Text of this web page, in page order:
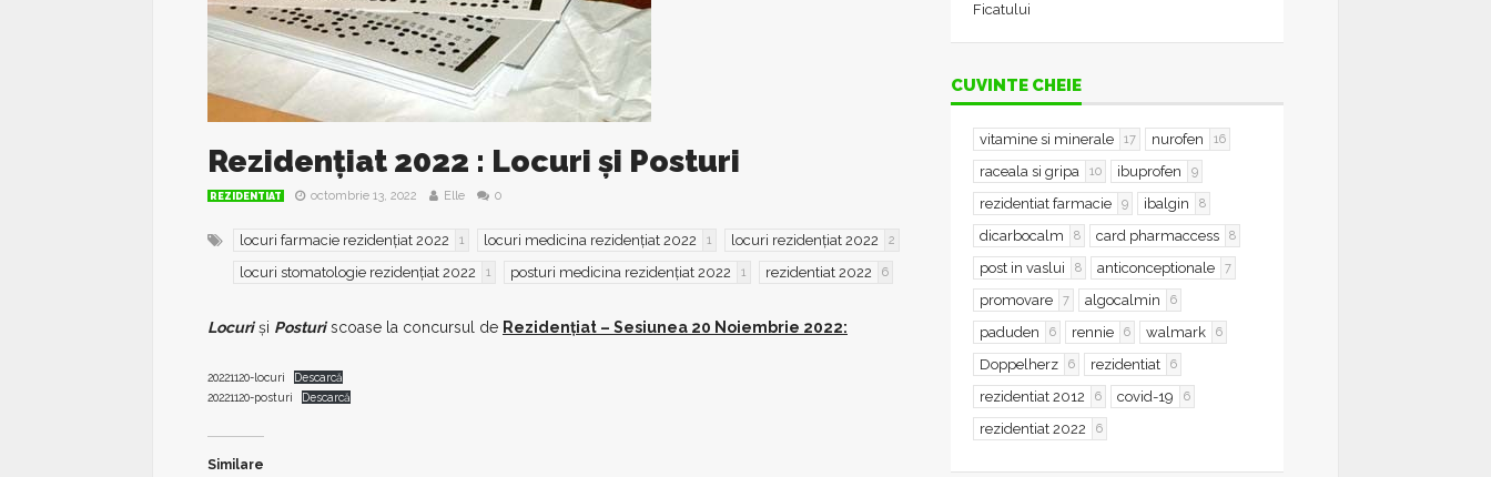
Rezidențiat 2022 : Locuri și Posturi
REZIDENTIAT octombrie 13, 2022 Elle 0
locuri farmacie rezidențiat 2022 1 locuri medicina rezidențiat 2022 1 locuri rezidențiat 2022 2
locuri stomatologie rezidențiat 2022 1 posturi medicina rezidențiat 2022 1 rezidentiat 2022 6
Locuriși Posturiscoase la concursul de Rezidențiat – Sesiunea 20 Noiembrie 2022:
20221120-locuri
Descarcă
20221120-posturi
Descarcă
Similare
Ficatului
CUVINTE CHEIE
vitamine si minerale 17 nurofen 16
raceala si gripa 10 ibuprofen 9
rezidentiat farmacie 9 ibalgin 8
dicarbocalm 8 card pharmaccess 8
post in vaslui 8 anticonceptionale 7
promovare 7 algocalmin 6
paduden 6 rennie 6 walmark 6
Doppelherz 6 rezidentiat 6
rezidentiat 2012 6 covid-19 6
rezidentiat 2022 6